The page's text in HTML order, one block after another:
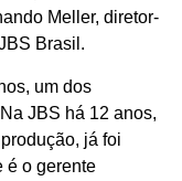
Meller, diretor-
Brasil.
um dos
JBS há 12 anos,
já foi
é o gerente